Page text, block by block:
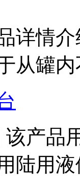
详情
从罐
产品
陆用